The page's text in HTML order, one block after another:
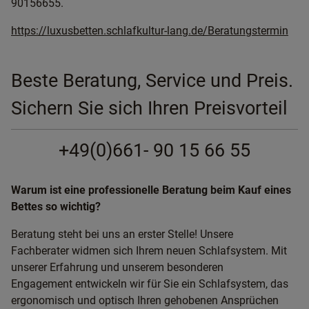
90156655.
https://luxusbetten.schlafkultur-lang.de/Beratungstermin
Beste Beratung, Service und Preis.
Sichern Sie sich Ihren Preisvorteil
+49(0)661- 90 15 66 55
Warum ist eine professionelle Beratung beim Kauf eines
Bettes so wichtig?
Beratung steht bei uns an erster Stelle! Unsere
Fachberater widmen sich Ihrem neuen Schlafsystem. Mit
unserer Erfahrung und unserem besonderen
Engagement entwickeln wir für Sie ein Schlafsystem, das
ergonomisch und optisch Ihren gehobenen Ansprüchen